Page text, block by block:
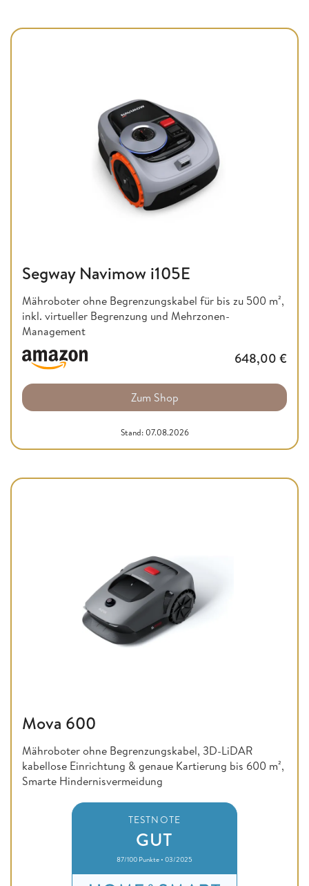
Segway Navimow i105E
Mähroboter ohne Begrenzungskabel für bis zu 500 m²,
inkl. virtueller Begrenzung und Mehrzonen-
Management
648,00 €
Zum Shop
Stand: 07.08.2026
Mova 600
Mähroboter ohne Begrenzungskabel, 3D-LiDAR
kabellose Einrichtung & genaue Kartierung bis 600 m²,
Smarte Hindernisvermeidung
TESTNOTE
GUT
87/100 Punkte • 03/2025